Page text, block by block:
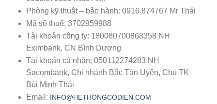
Phòng kỹ thuật – bảo hành: 0916.874767 Mr Thái
Mã số thuế: 3702959988
Tài khoản công ty: 180080700868358 NH
Eximbank, CN Bình Dương
Tài khoản cá nhân: 050112274283 NH
Sacombank, Chi nhánh Bắc Tân Uyên, Chủ TK
Bùi Minh Thái
Email: INFO@HETHONGCODIEN.COM